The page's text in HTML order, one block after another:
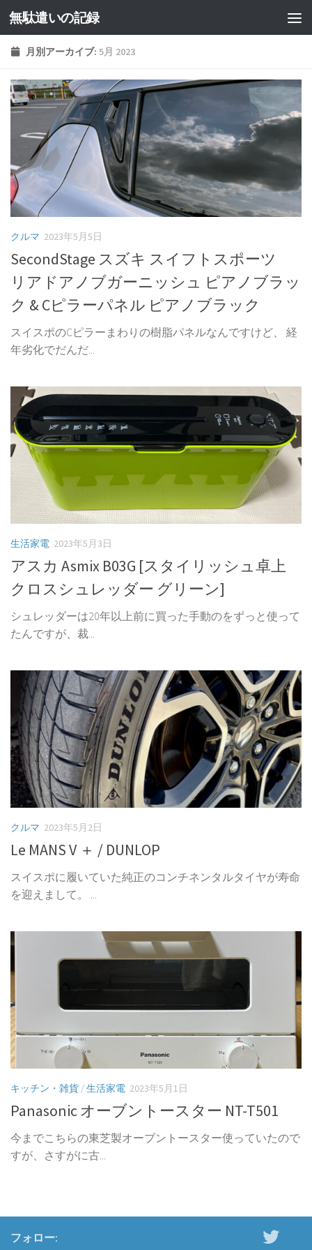
コンテンツへスキップ
無駄遣いの記録
月別アーカイブ: 5月 2023
クルマ 2023年5月5日
SecondStage スズキ スイフトスポーツ
リアドアノブガーニッシュ ピアノブラッ
ク & Cピラーパネル ピアノブラック
スイスポのCピラーまわりの樹脂パネルなんですけど、 経
年劣化でだんだ...
生活家電 2023年5月3日
アスカ Asmix B03G [スタイリッシュ卓上
クロスシュレッダー グリーン]
シュレッダーは20年以上前に買った手動のをずっと使って
たんですが、裁...
クルマ 2023年5月2日
Le MANS V ＋ / DUNLOP
スイスポに履いていた純正のコンチネンタルタイヤが寿命
を迎えまして。 ...
キッチン・雑貨 /生活家電 2023年5月1日
Panasonic オーブントースター NT-T501
今までこちらの東芝製オーブントースター使っていたので
すが、さすがに古...
フォロー: